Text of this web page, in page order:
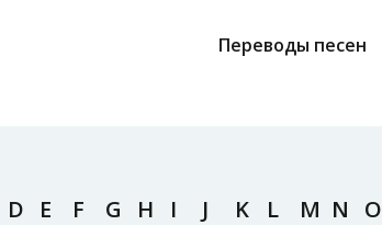
Переводы песен
D E F G H I J K L M N O